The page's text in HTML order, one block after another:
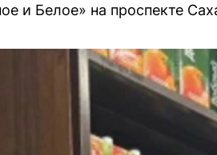
и Белое» на проспекте